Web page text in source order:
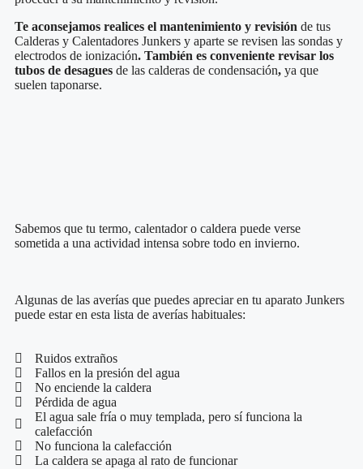
Te aconsejamos realices el mantenimiento y revisión de tus
Calderas y Calentadores Junkers y aparte se revisen las sondas y
electrodos de ionización. También es conveniente revisar los
tubos de desagues de las calderas de condensación, ya que
suelen taponarse.
Sabemos que tu termo, calentador o caldera puede verse
sometida a una actividad intensa sobre todo en invierno.
Algunas de las averías que puedes apreciar en tu aparato Junkers
puede estar en esta lista de averías habituales:
Ruidos extraños
Fallos en la presión del agua
No enciende la caldera
Pérdida de agua
El agua sale fría o muy templada, pero sí funciona la
calefacción
No funciona la calefacción
La caldera se apaga al rato de funcionar